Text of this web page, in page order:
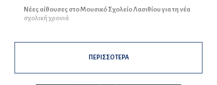
Νέες αίθουσες στο Μουσικό Σχολείο Λασιθίου για τη νέα
σχολική χρονιά
ΠΕΡΙΣΣΟΤΕΡΑ